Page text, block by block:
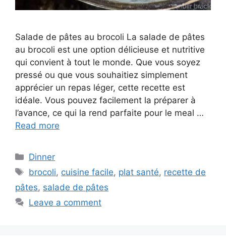
Salade de pâtes au brocoli La salade de pâtes
au brocoli est une option délicieuse et nutritive
qui convient à tout le monde. Que vous soyez
pressé ou que vous souhaitiez simplement
apprécier un repas léger, cette recette est
idéale. Vous pouvez facilement la préparer à
l’avance, ce qui la rend parfaite pour le meal …
Read more
Categories
Dinner
Tags
brocoli, cuisine facile, plat santé, recette de
pâtes, salade de pâtes
Leave a comment